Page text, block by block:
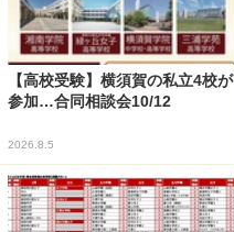
【高校受験】横須賀の私立4校が
参加…合同相談会10/12
2026.8.5